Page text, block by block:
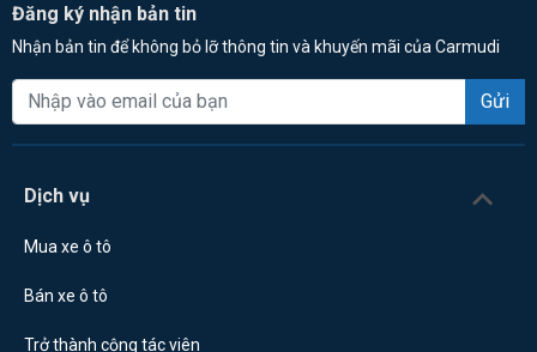
Đăng ký nhận bản tin
Nhận bản tin để không bỏ lỡ thông tin và khuyến mãi của Carmudi
Gửi
Dịch vụ
Mua xe ô tô
Bán xe ô tô
Trở thành cộng tác viên